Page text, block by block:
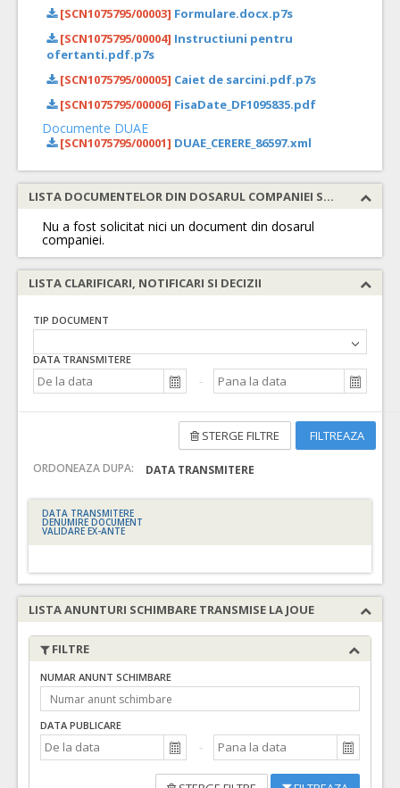
[SCN1075795/00003] Formulare.docx.p7s
[SCN1075795/00004] Instructiuni pentru
ofertanti.pdf.p7s
[SCN1075795/00005] Caiet de sarcini.pdf.p7s
[SCN1075795/00006] FisaDate_DF1095835.pdf
Documente DUAE
[SCN1075795/00001] DUAE_CERERE_86597.xml
LISTA DOCUMENTELOR DIN DOSARUL COMPANIEI SOLICITATE
Nu a fost solicitat nici un document din dosarul
companiei.
LISTA CLARIFICARI, NOTIFICARI SI DECIZII
TIP DOCUMENT
DATA TRANSMITERE
FILTREAZA
STERGE FILTRE
ORDONEAZA DUPA: DATA TRANSMITERE
DATA TRANSMITERE
DENUMIRE DOCUMENT
VALIDARE EX-ANTE
LISTA ANUNTURI SCHIMBARE TRANSMISE LA JOUE
FILTRE
NUMAR ANUNT SCHIMBARE
DATA PUBLICARE